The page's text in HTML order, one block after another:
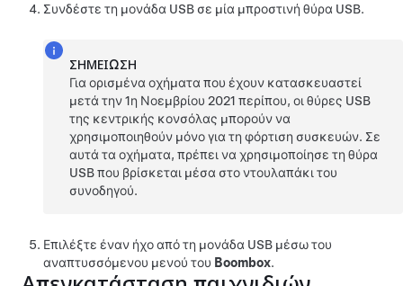
Συνδέστε τη μονάδα USB σε μία μπροστινή θύρα USB.
ΣΗΜΕΊΩΣΗ
Για ορισμένα οχήματα που έχουν κατασκευαστεί
μετά την 1η Νοεμβρίου 2021 περίπου, οι θύρες USB
της κεντρικής κονσόλας μπορούν να
χρησιμοποιηθούν μόνο για τη φόρτιση συσκευών. Σε
αυτά τα οχήματα, πρέπει να χρησιμοποίησε τη θύρα
USB που βρίσκεται μέσα στο ντουλαπάκι του
συνοδηγού.
Επιλέξτε έναν ήχο από τη μονάδα USB μέσω του
αναπτυσσόμενου μενού του Boombox.